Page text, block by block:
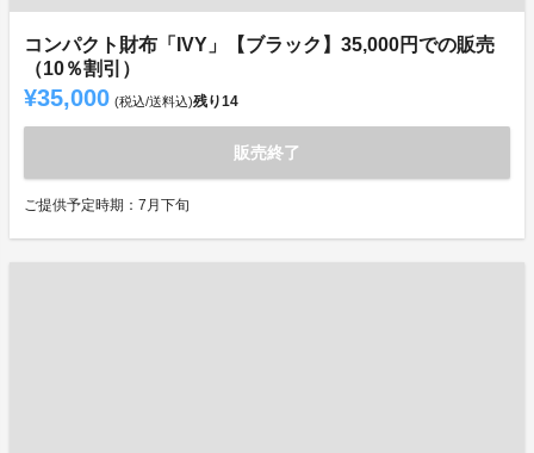
コンパクト財布「IVY」【ブラック】35,000円での販売
（10％割引）
¥35,000 (税込/送料込)残り14
販売終了
ご提供予定時期：7月下旬